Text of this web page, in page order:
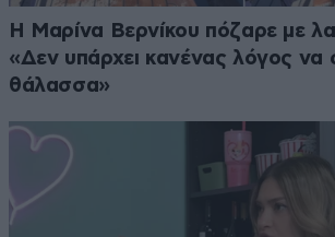
Η Μαρίνα Βερνίκου πόζαρε με
«Δεν υπάρχει κανένας λόγος να
θάλασσα»